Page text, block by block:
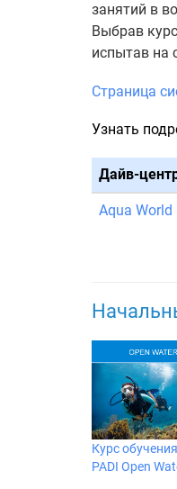
занятий в
Выбрав
испытав на
Страница
Узнать
Дайв-
Aqua
Курс
PADI Open